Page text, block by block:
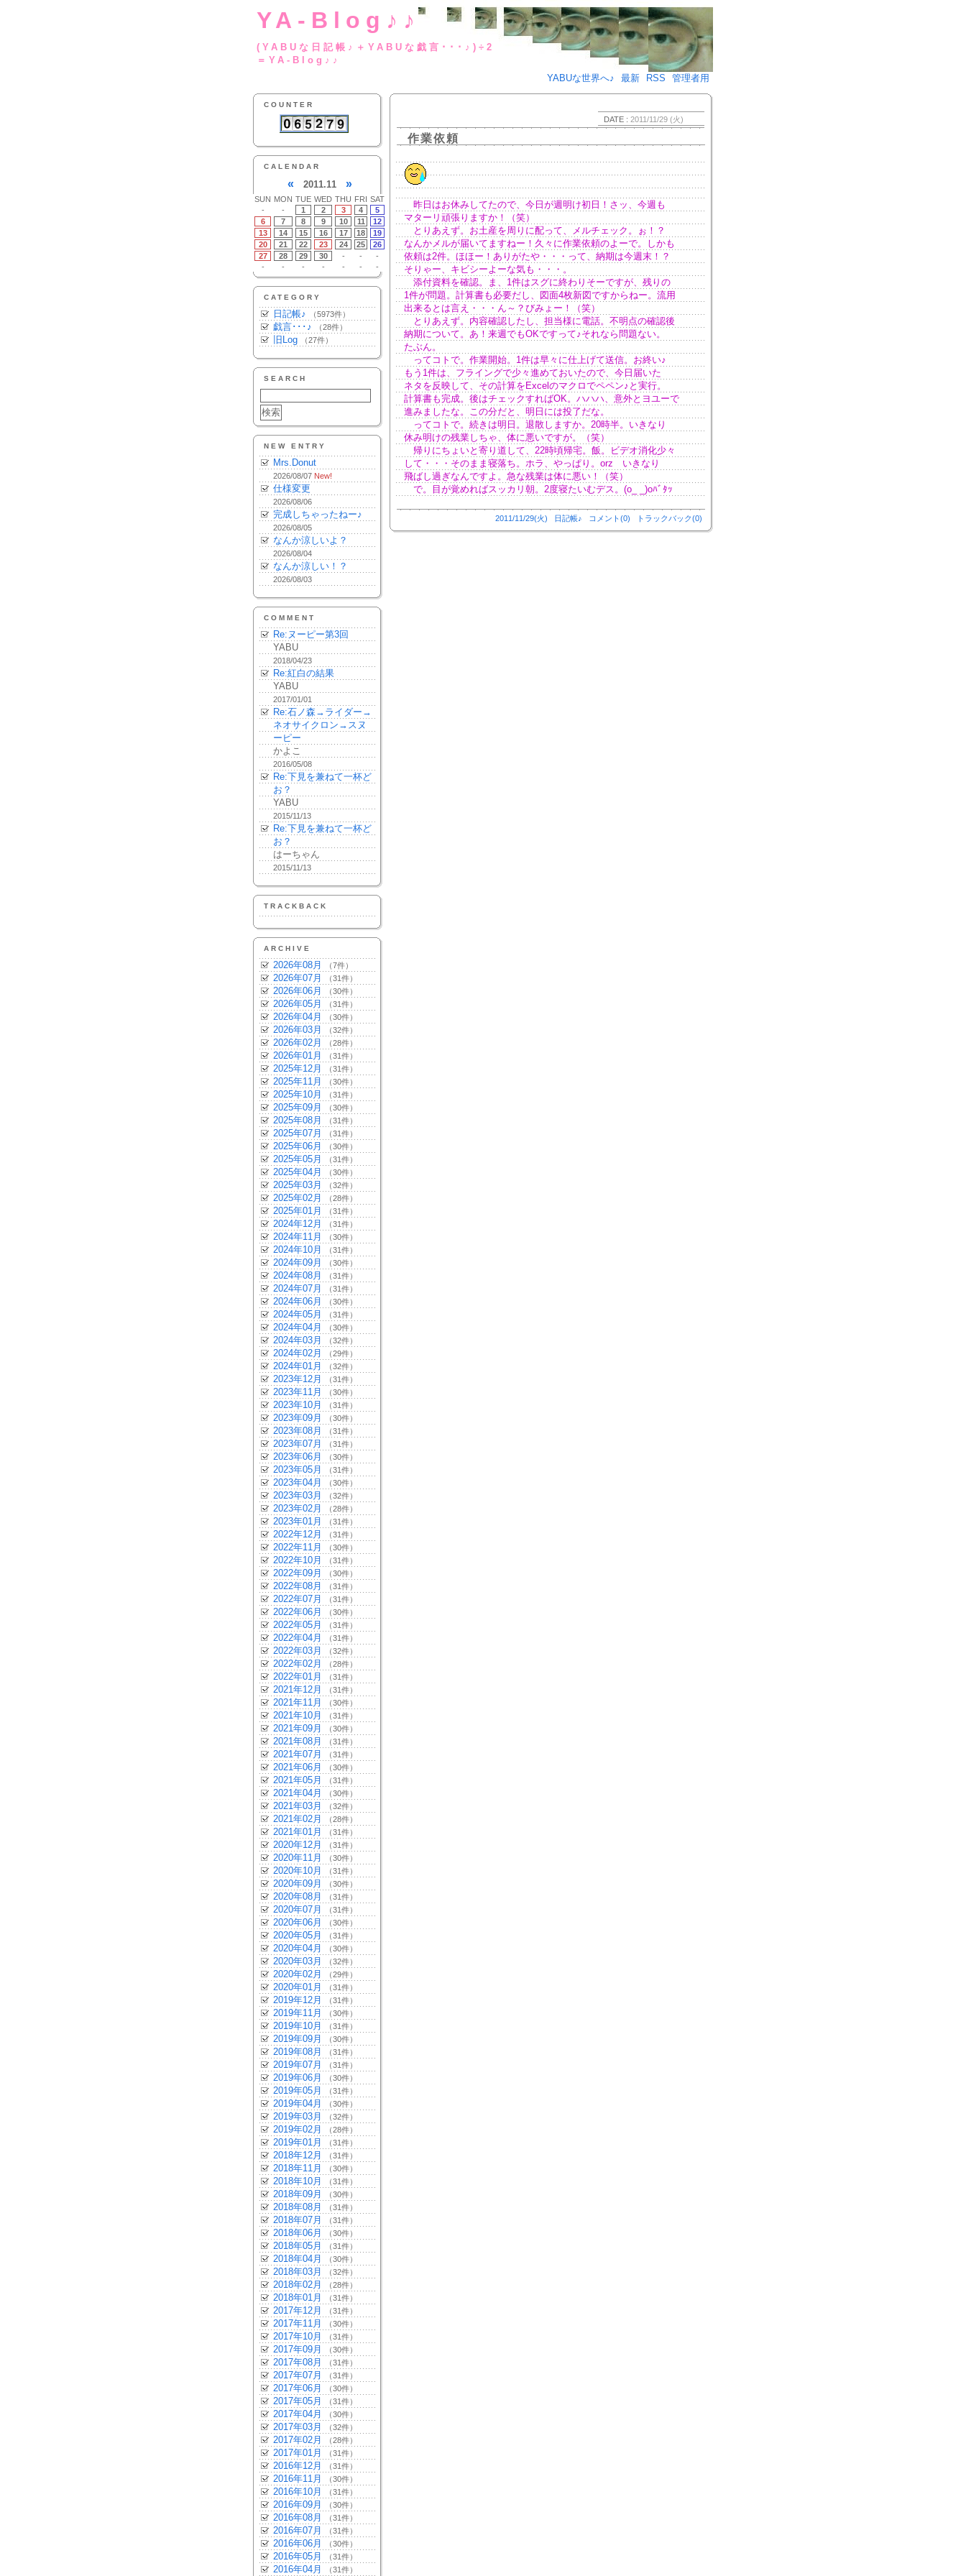
YA-Blog♪♪
(YABUな日記帳♪＋YABUな戯言･･･♪)÷2
＝YA-Blog♪♪
YABUな世界へ♪
最新 RSS 管理者用
COUNTER
CALENDAR
« 2011.11 »
SUN MON TUE WED THU FRI SAT
-
- 1 2 3 4
5
6
7 8 9 10 11
12
13
14 15 16 17 18
19
20
21 22 23 24 25
26
27
28 29 30 - -
-
-
- - - - - -
CATEGORY
日記帳♪ （5973件）
戯言･･･♪ （28件）
旧Log （27件）
SEARCH
NEW ENTRY
Mrs.Donut
2026/08/07 New!
仕様変更
2026/08/06
完成しちゃったねー♪
2026/08/05
なんか涼しいよ？
2026/08/04
なんか涼しい！？
2026/08/03
COMMENT
Re:ヌーピー第3回
YABU
2018/04/23
Re:紅白の結果
YABU
2017/01/01
Re:石ノ森→ライダー→
ネオサイクロン→スヌ
ーピー
かよこ
2016/05/08
Re:下見を兼ねて一杯ど
お？
YABU
2015/11/13
Re:下見を兼ねて一杯ど
お？
はーちゃん
2015/11/13
TRACKBACK
ARCHIVE
2026年08月 （7件）
2026年07月 （31件）
2026年06月 （30件）
2026年05月 （31件）
2026年04月 （30件）
2026年03月 （32件）
2026年02月 （28件）
2026年01月 （31件）
2025年12月 （31件）
2025年11月 （30件）
2025年10月 （31件）
2025年09月 （30件）
2025年08月 （31件）
2025年07月 （31件）
2025年06月 （30件）
2025年05月 （31件）
2025年04月 （30件）
2025年03月 （32件）
2025年02月 （28件）
2025年01月 （31件）
2024年12月 （31件）
2024年11月 （30件）
2024年10月 （31件）
2024年09月 （30件）
2024年08月 （31件）
2024年07月 （31件）
2024年06月 （30件）
2024年05月 （31件）
2024年04月 （30件）
2024年03月 （32件）
2024年02月 （29件）
2024年01月 （32件）
2023年12月 （31件）
2023年11月 （30件）
2023年10月 （31件）
2023年09月 （30件）
2023年08月 （31件）
2023年07月 （31件）
2023年06月 （30件）
2023年05月 （31件）
2023年04月 （30件）
2023年03月 （32件）
2023年02月 （28件）
2023年01月 （31件）
2022年12月 （31件）
2022年11月 （30件）
2022年10月 （31件）
2022年09月 （30件）
2022年08月 （31件）
2022年07月 （31件）
2022年06月 （30件）
2022年05月 （31件）
2022年04月 （31件）
2022年03月 （32件）
2022年02月 （28件）
2022年01月 （31件）
2021年12月 （31件）
2021年11月 （30件）
2021年10月 （31件）
2021年09月 （30件）
2021年08月 （31件）
2021年07月 （31件）
2021年06月 （30件）
2021年05月 （31件）
2021年04月 （30件）
2021年03月 （32件）
2021年02月 （28件）
2021年01月 （31件）
2020年12月 （31件）
2020年11月 （30件）
2020年10月 （31件）
2020年09月 （30件）
2020年08月 （31件）
2020年07月 （31件）
2020年06月 （30件）
2020年05月 （31件）
2020年04月 （30件）
2020年03月 （32件）
2020年02月 （29件）
2020年01月 （31件）
2019年12月 （31件）
2019年11月 （30件）
2019年10月 （31件）
2019年09月 （30件）
2019年08月 （31件）
2019年07月 （31件）
2019年06月 （30件）
2019年05月 （31件）
2019年04月 （30件）
2019年03月 （32件）
2019年02月 （28件）
2019年01月 （31件）
2018年12月 （31件）
2018年11月 （30件）
2018年10月 （31件）
2018年09月 （30件）
2018年08月 （31件）
2018年07月 （31件）
2018年06月 （30件）
2018年05月 （31件）
2018年04月 （30件）
2018年03月 （32件）
2018年02月 （28件）
2018年01月 （31件）
2017年12月 （31件）
2017年11月 （30件）
2017年10月 （31件）
2017年09月 （30件）
2017年08月 （31件）
2017年07月 （31件）
2017年06月 （30件）
2017年05月 （31件）
2017年04月 （30件）
2017年03月 （32件）
2017年02月 （28件）
2017年01月 （31件）
2016年12月 （31件）
2016年11月 （30件）
2016年10月 （31件）
2016年09月 （30件）
2016年08月 （31件）
2016年07月 （31件）
2016年06月 （30件）
2016年05月 （31件）
2016年04月 （31件）
DATE : 2011/11/29 (火)
作業依頼
昨日はお休みしてたので、今日が週明け初日！さッ、今週も
マターリ頑張りますか！（笑）
とりあえず。お土産を周りに配って、メルチェック。ぉ！？
なんかメルが届いてますねー！久々に作業依頼のよーで。しかも
依頼は2件。ほほー！ありがたや・・・って、納期は今週末！？
そりゃー、キビシーよーな気も・・・。
添付資料を確認。ま、1件はスグに終わりそーですが、残りの
1件が問題。計算書も必要だし、図面4枚新図ですからねー。流用
出来るとは言え・・・ん～？びみょー！（笑）
とりあえず。内容確認したし、担当様に電話。不明点の確認後
納期について。あ！来週でもOKですって♪それなら問題ない。
たぶん。
ってコトで。作業開始。1件は早々に仕上げて送信。お終い♪
もう1件は、フライングで少々進めておいたので、今日届いた
ネタを反映して、その計算をExcelのマクロでペペン♪と実行。
計算書も完成。後はチェックすればOK。ハハハ、意外とヨユーで
進みましたな。この分だと、明日には投了だな。
ってコトで。続きは明日。退散しますか。20時半。いきなり
休み明けの残業しちゃ、体に悪いですが。（笑）
帰りにちょいと寄り道して、22時頃帰宅。飯。ビデオ消化少々
して・・・そのまま寝落ち。ホラ、やっぱり。orz いきなり
飛ばし過ぎなんですよ。急な残業は体に悪い！（笑）
で。目が覚めればスッカリ朝。2度寝たいむデス。(o_ _)oﾊﾞﾀｯ
2011/11/29(火) 日記帳♪ コメント(0) トラックバック(0)